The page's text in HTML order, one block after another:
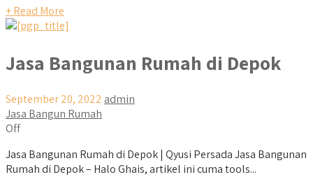
+ Read More
Jasa Bangunan Rumah di Depok
September 20, 2022 admin
Jasa Bangun Rumah
Off
Jasa Bangunan Rumah di Depok | Qyusi Persada Jasa Bangunan
Rumah di Depok – Halo Ghais, artikel ini cuma tools...